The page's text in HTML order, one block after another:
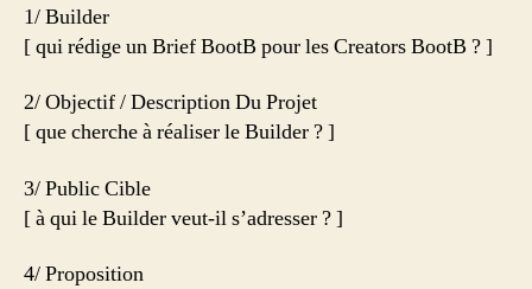
1/ Builder
[ qui rédige un Brief BootB pour les Creators BootB ? ]
2/ Objectif / Description Du Projet
[ que cherche à réaliser le Builder ? ]
3/ Public Cible
[ à qui le Builder veut-il s’adresser ? ]
4/ Proposition